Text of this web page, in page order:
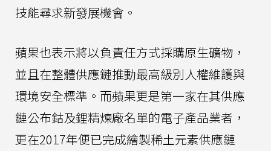
技能尋求新發展機會。
蘋果也表示將以負責任方式採購原生礦物，
並且在整體供應鏈推動最高級別人權維護與
環境安全標準。而蘋果更是第一家在其供應
鏈公布鈷及鋰精煉廠名單的電子產品業者，
更在2017年便已完成繪製稀土元素供應鏈